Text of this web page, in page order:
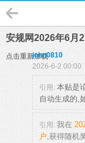
安规网2026年6月
点击重新加载john0810
2026-6-2 00:00
引用: 本贴是
自动生成的,
引用: 我在
户,获得随机